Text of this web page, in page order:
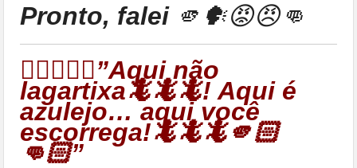
Pronto, falei 🫵🗣😡😠👊
👉🏻🦎🦎🦎”Aqui não
lagartixa🦎🦎🦎! Aqui é
azulejo… aqui você
escorrega!🦎🦎🦎🫵🏻
👊🏻”